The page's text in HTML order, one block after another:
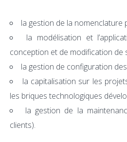
la gestion de la nomenclature
la modélisation et
conception et de modification de
la gestion de configuration
la capitalisation sur les
les briques technologiques
la gestion de la
clients).